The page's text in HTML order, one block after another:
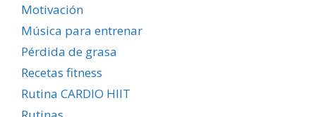
Motivación
Música para entrenar
Pérdida de grasa
Recetas fitness
Rutina CARDIO HIIT